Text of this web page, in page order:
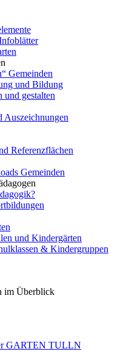
Gemeinden
und Bildung
und gestalten
Auszeichnungen
Referenzflächen
Gemeinden
und Kindergärten
& Kindergruppen
im Überblick
GARTEN TULLN